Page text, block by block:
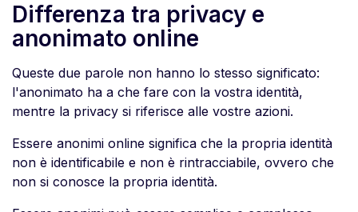
Differenza tra privacy e
anonimato online
Queste due parole non hanno lo stesso significato:
l'anonimato ha a che fare con la vostra identità,
mentre la privacy si riferisce alle vostre azioni.
Essere anonimi online significa che la propria identità
non è identificabile e non è rintracciabile, ovvero che
non si conosce la propria identità.